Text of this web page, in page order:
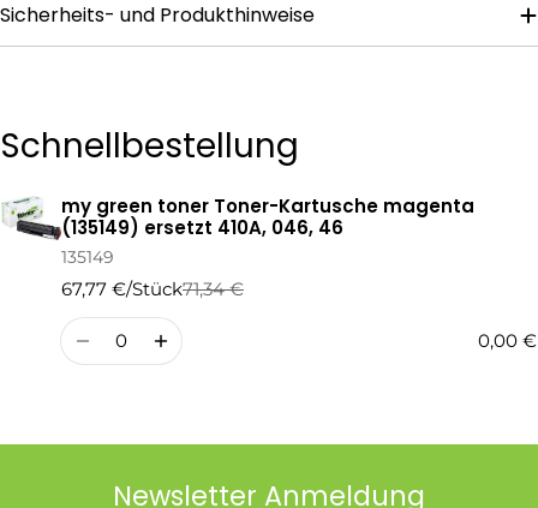
Sicherheits- und Produkthinweise
Schnellbestellung
Ihr
Warenkorb
my green toner Toner-Kartusche magenta
(135149) ersetzt 410A, 046, 46
135149
67,77 €/Stück
Regulärer
Preis
71,34 €
Verkaufspreis
Menge
0,00 €
Newsletter Anmeldung